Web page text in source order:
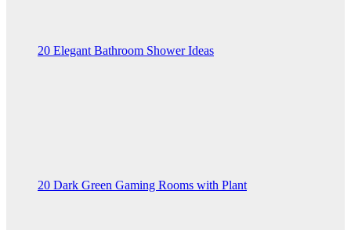
20 Elegant Bathroom Shower Ideas
20 Dark Green Gaming Rooms with Plant